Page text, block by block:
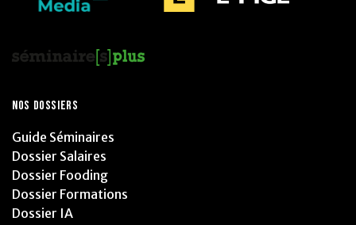
NOS DOSSIERS
Guide Séminaires
Dossier Salaires
Dossier Fooding
Dossier Formations
Dossier IA